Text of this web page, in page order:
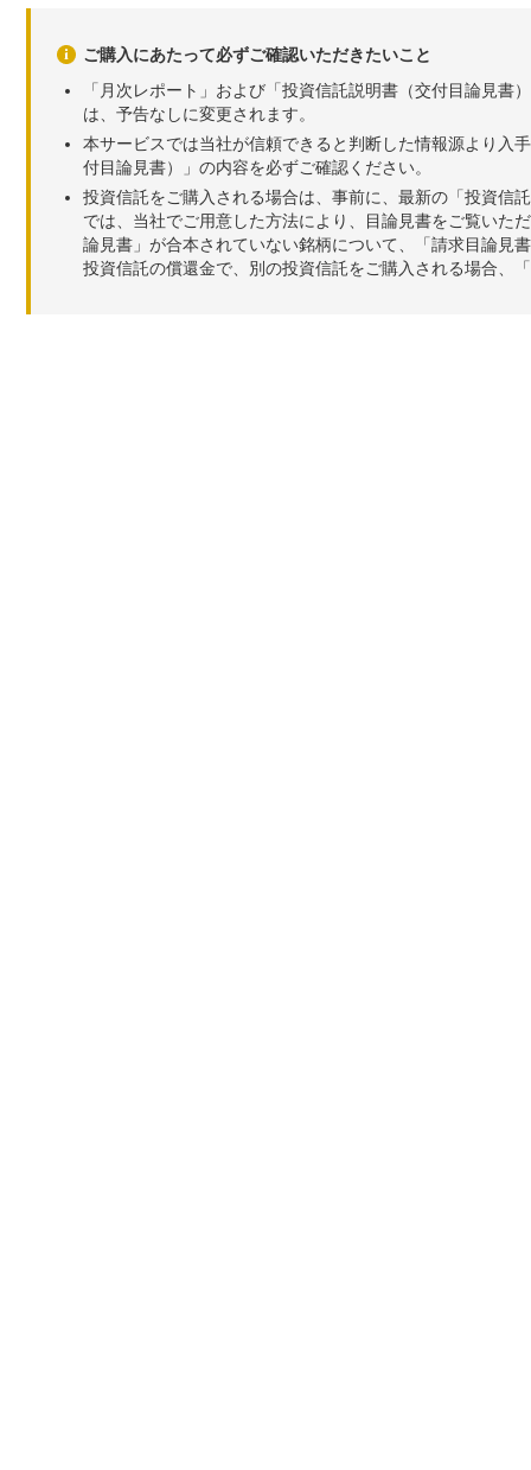
ご購入にあたって必ずご確認いただきたいこと
「月次レポート」および「投資信託説明書（交付目論見
は、予告なしに変更されます。
本サービスでは当社が信頼できると判断した情報源より入
付目論見書）」の内容を必ずご確認ください。
投資信託をご購入される場合は、事前に、最新の「投資信
では、当社でご用意した方法により、目論見書をご覧いた
論見書」が合本されていない銘柄について、「請求目論見
投資信託の償還金で、別の投資信託をご購入される場合、